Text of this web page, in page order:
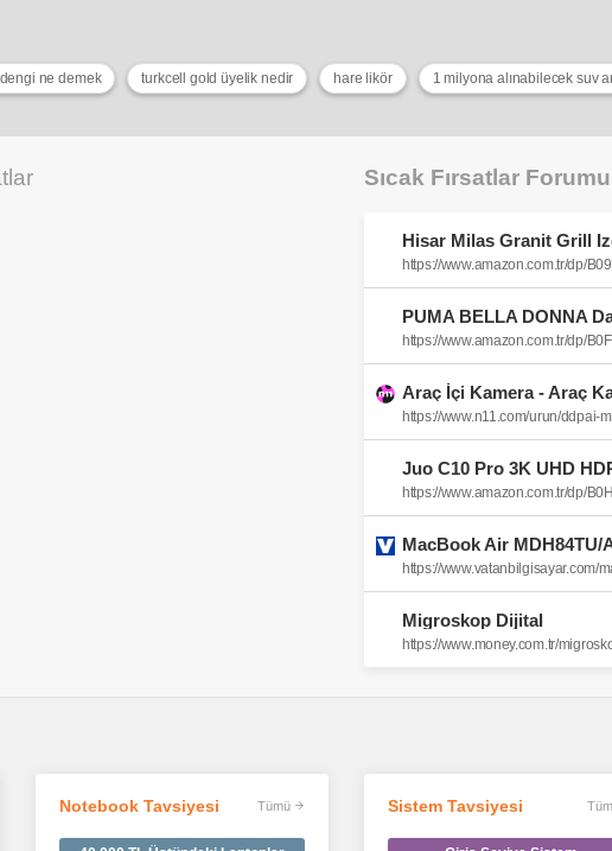
ne demek turkcell gold üyelik nedir hare likör 1 milyona alınabilecek suv
Sıcak Fırsatlar
Hisar Milas Granit Grill
https://www.amazon.com.tr/dp/
https://www.amazon.com.tr/dp/
Araç İçi Kamera - Araç
https://www.n11.com/urun/
https://www.amazon.com.tr/dp/
Migroskop Dijital
https://www.money.com.tr/
Notebook Tavsiyesi Tümü Sistem Tavsiyesi